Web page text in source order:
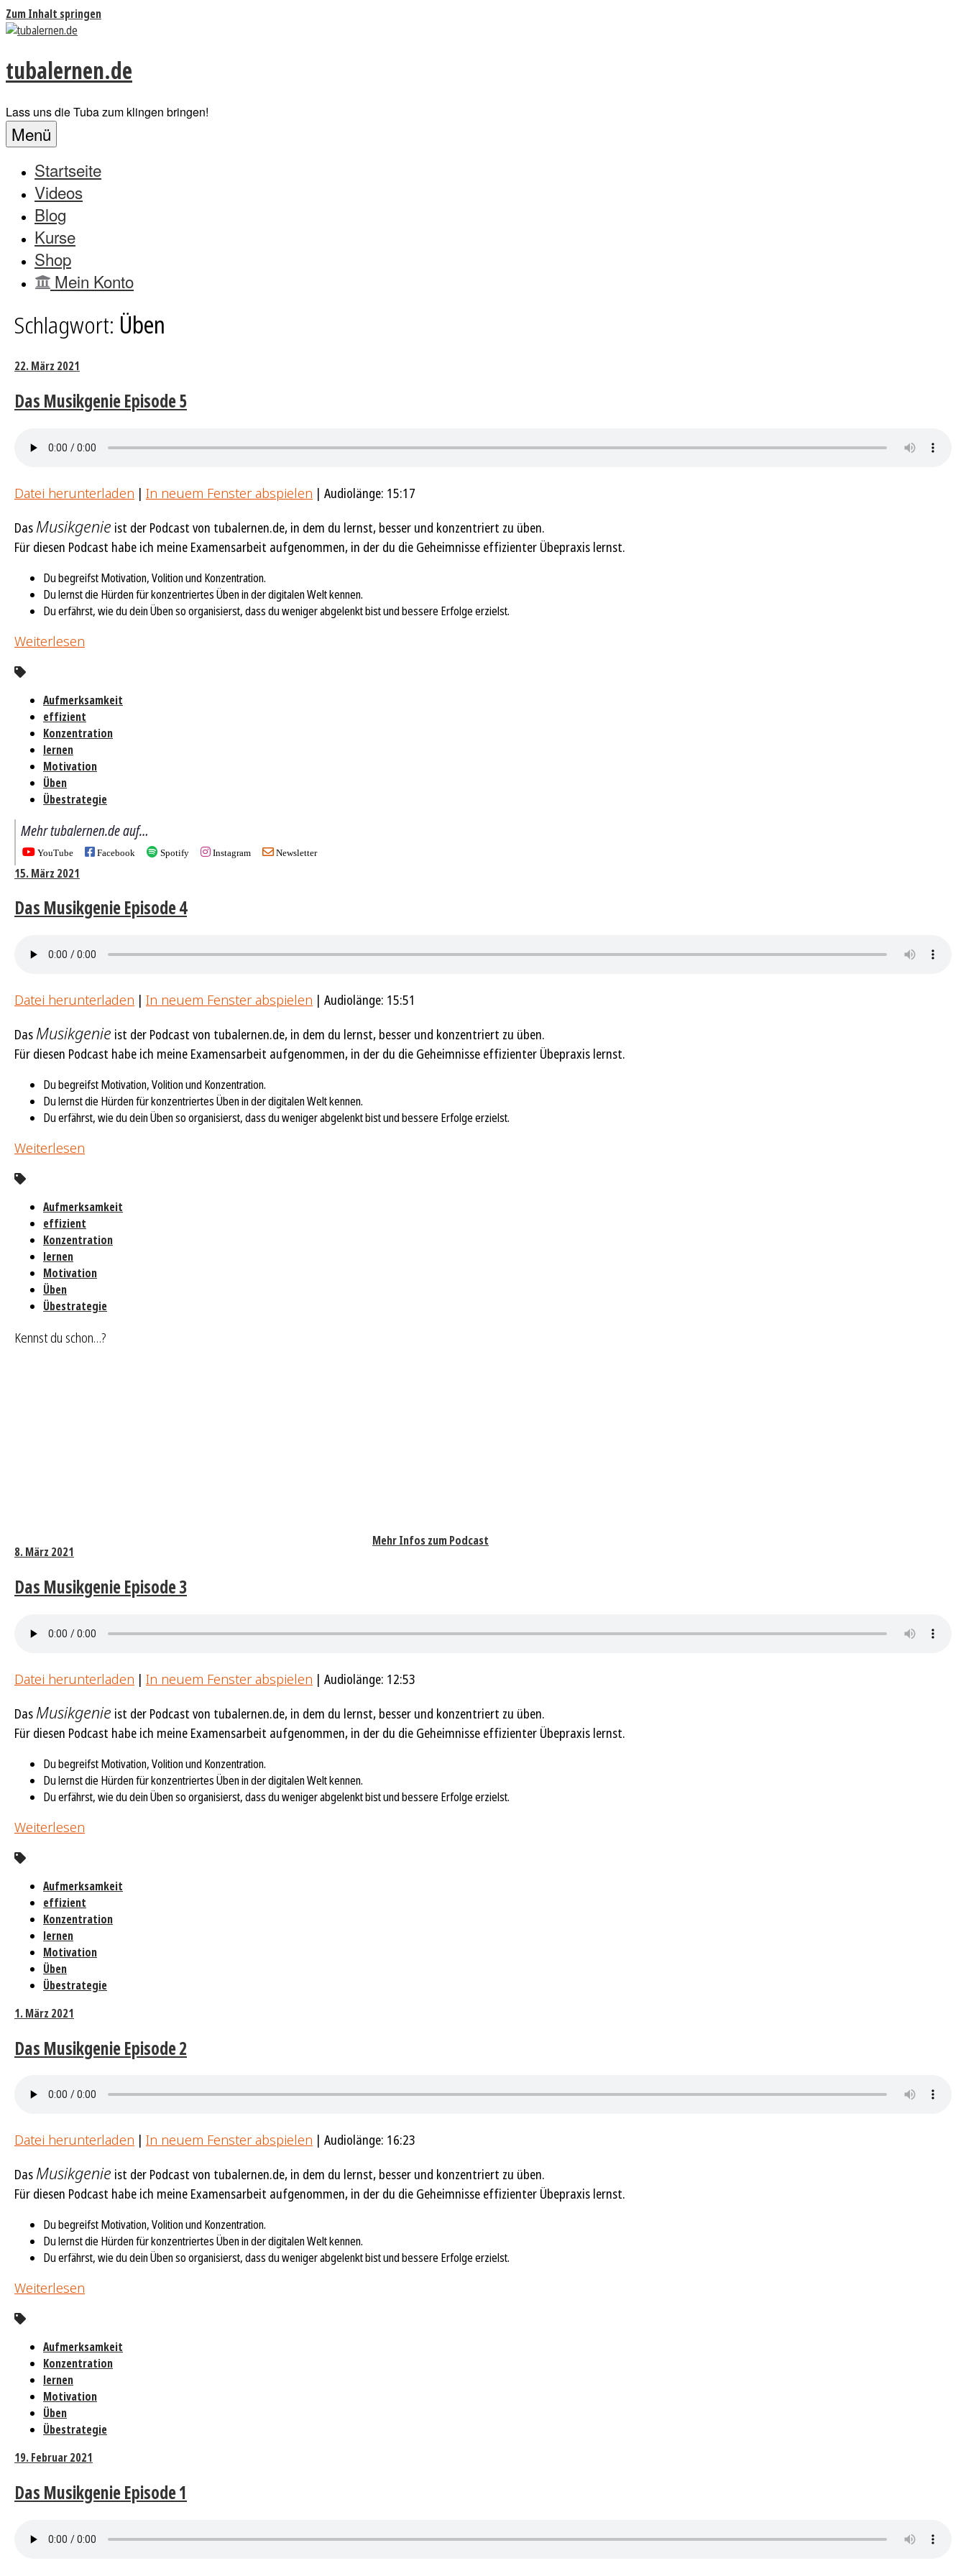
Zum Inhalt springen
tubalernen.de
Lass uns die Tuba zum klingen bringen!
Menü
Startseite
Videos
Blog
Kurse
Shop
Mein Konto
Schlagwort: Üben
22. März 2021
Das Musikgenie Episode 5
Datei herunterladen | In neuem Fenster abspielen | Audiolänge: 15:17
DasMusikgenie ist der Podcast von tubalernen.de, in dem du lernst, besser und konzentriert zu üben.
Für diesen Podcast habe ich meine Examensarbeit aufgenommen, in der du die Geheimnisse effizienter Übepraxis lernst.
Du begreifst Motivation, Volition und Konzentration.
Du lernst die Hürden für konzentriertes Üben in der digitalen Welt kennen.
Du erfährst, wie du dein Üben so organisierst, dass du weniger abgelenkt bist und bessere Erfolge erzielst.
Weiterlesen
Aufmerksamkeit
effizient
Konzentration
lernen
Motivation
Üben
Übestrategie
Mehr tubalernen.de auf…
YouTube Facebook Spotify Instagram Newsletter
15. März 2021
Das Musikgenie Episode 4
Datei herunterladen | In neuem Fenster abspielen | Audiolänge: 15:51
DasMusikgenie ist der Podcast von tubalernen.de, in dem du lernst, besser und konzentriert zu üben.
Für diesen Podcast habe ich meine Examensarbeit aufgenommen, in der du die Geheimnisse effizienter Übepraxis lernst.
Du begreifst Motivation, Volition und Konzentration.
Du lernst die Hürden für konzentriertes Üben in der digitalen Welt kennen.
Du erfährst, wie du dein Üben so organisierst, dass du weniger abgelenkt bist und bessere Erfolge erzielst.
Weiterlesen
Aufmerksamkeit
effizient
Konzentration
lernen
Motivation
Üben
Übestrategie
Kennst du schon…?
Mehr Infos zum Podcast
8. März 2021
Das Musikgenie Episode 3
Datei herunterladen | In neuem Fenster abspielen | Audiolänge: 12:53
DasMusikgenie ist der Podcast von tubalernen.de, in dem du lernst, besser und konzentriert zu üben.
Für diesen Podcast habe ich meine Examensarbeit aufgenommen, in der du die Geheimnisse effizienter Übepraxis lernst.
Du begreifst Motivation, Volition und Konzentration.
Du lernst die Hürden für konzentriertes Üben in der digitalen Welt kennen.
Du erfährst, wie du dein Üben so organisierst, dass du weniger abgelenkt bist und bessere Erfolge erzielst.
Weiterlesen
Aufmerksamkeit
effizient
Konzentration
lernen
Motivation
Üben
Übestrategie
1. März 2021
Das Musikgenie Episode 2
Datei herunterladen | In neuem Fenster abspielen | Audiolänge: 16:23
DasMusikgenie ist der Podcast von tubalernen.de, in dem du lernst, besser und konzentriert zu üben.
Für diesen Podcast habe ich meine Examensarbeit aufgenommen, in der du die Geheimnisse effizienter Übepraxis lernst.
Du begreifst Motivation, Volition und Konzentration.
Du lernst die Hürden für konzentriertes Üben in der digitalen Welt kennen.
Du erfährst, wie du dein Üben so organisierst, dass du weniger abgelenkt bist und bessere Erfolge erzielst.
Weiterlesen
Aufmerksamkeit
Konzentration
lernen
Motivation
Üben
Übestrategie
19. Februar 2021
Das Musikgenie Episode 1